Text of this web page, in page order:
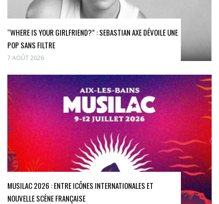
“WHERE IS YOUR GIRLFRIEND?” : SEBASTIAN AXE DÉVOILE UNE
POP SANS FILTRE
7 AOÛT 2026
MUSILAC 2026 : ENTRE ICÔNES INTERNATIONALES ET
NOUVELLE SCÈNE FRANÇAISE